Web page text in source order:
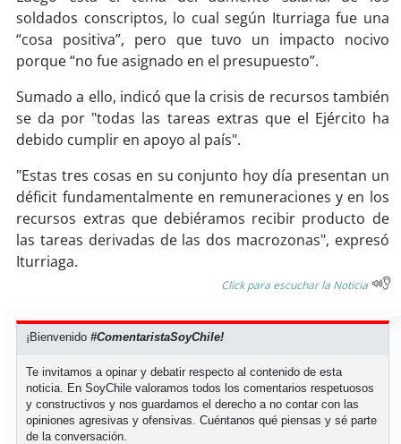
soypuertomontt
soy chiloé
soldados conscriptos, lo cual según Iturriaga fue una
“cosa positiva”, pero que tuvo un impacto nocivo
porque “no fue asignado en el presupuesto”.
Sumado a ello, indicó que la crisis de recursos también
se da por "todas las tareas extras que el Ejército ha
debido cumplir en apoyo al país".
"Estas tres cosas en su conjunto hoy día presentan un
déficit fundamentalmente en remuneraciones y en los
recursos extras que debiéramos recibir producto de
las tareas derivadas de las dos macrozonas", expresó
Iturriaga.
Click para escuchar la Noticia
¡Bienvenido#ComentaristaSoyChile!
Te invitamos a opinar y debatir respecto al contenido de esta
noticia. En SoyChile valoramos todos los comentarios respetuosos
y constructivos y nos guardamos el derecho a no contar con las
opiniones agresivas y ofensivas. Cuéntanos qué piensas y sé parte
de la conversación.